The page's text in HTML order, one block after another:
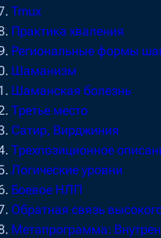
Tmux
Практика хваления
Региональные формы
Шаманизм
Шаманская болезнь
Третье место
Сатир, Вирджиния
Трехпозиционное
Логические уровни
Боевое НЛП
Обратная связь
Метапрограмма: